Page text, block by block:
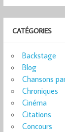
CATÉGORIES
Backstage
Blog
Chansons
Chroniques
Cinéma
Citations
Concours